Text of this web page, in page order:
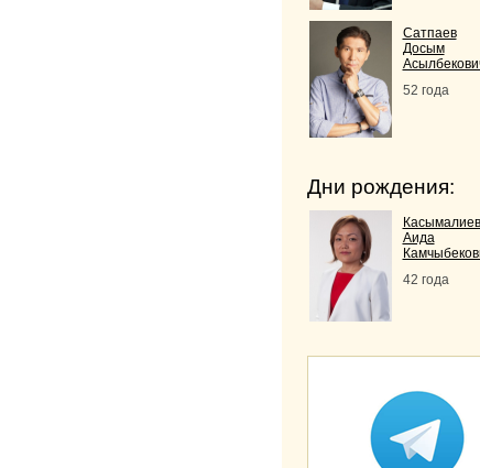
Сатпаев
Досым
52 года
Дни рождения:
Аида
42 года